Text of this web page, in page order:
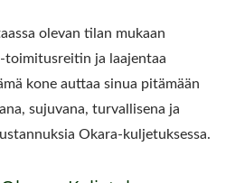
olevan tilan mukaan
toimitusreitin ja laajentaa
kone auttaa sinua pitämään
sujuvana, turvallisena ja
Okara-kuljetuksessa.